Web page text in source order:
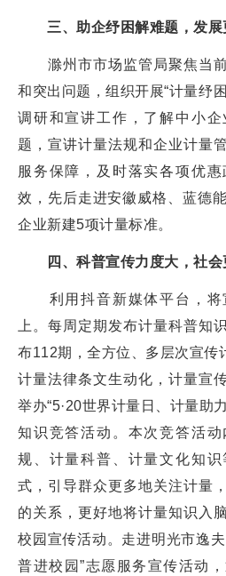
三、助企纾困解难题，发
滁州市市场监管局聚焦当前
和突出问题，组织开展“计量纾
调研和宣讲工作，了解中小
题，宣讲计量法规和企业计量
服务保障，及时落实各项优
效，先后走进安徽威格、蓝德
企业新建5项计量标准。
四、科普宣传力度大，社
利用抖音新媒体平台，将
上。每周定期发布计量科普知
布112期，全方位、多层次宣传
计量法律条文生动化，计量宣
举办“5·20世界计量日、计量助
知识竞答活动。本次竞答活
规、计量科普、计量文化知
式，引导群众更多地关注计量
的关系，更好地将计量知识入
校园宣传活动。走进明光市逸
普进校园”志愿服务宣传活动